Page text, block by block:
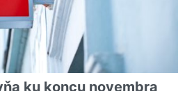
ku koncu novembra